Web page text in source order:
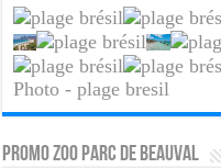
Photo - plage bresil
PROMO ZOO PARC DE BEAUVAL